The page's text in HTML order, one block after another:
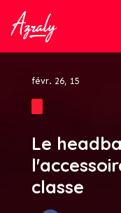
févr. 26, 15
Le
classe